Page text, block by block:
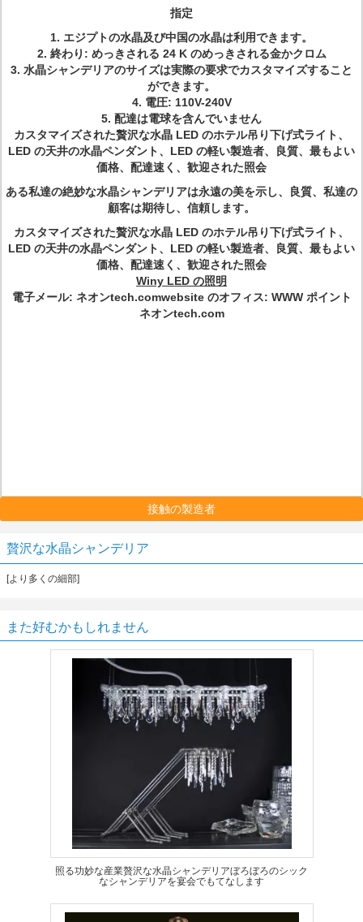
指定
1. エジプトの水晶及び中国の水晶は利用できます。
2. 終わり: めっきされる 24 K のめっきされる金かクロム
3. 水晶シャンデリアのサイズは実際の要求でカスタマイズすること
ができます。
4. 電圧: 110V-240V
5. 配達は電球を含んでいません
カスタマイズされた贅沢な水晶 LED のホテル吊り下げ式ライト、
LED の天井の水晶ペンダント、LED の軽い製造者、良質、最もよい
価格、配達速く、歓迎された照会
ある私達の絶妙な水晶シャンデリアは永遠の美を示し、良質、私達の
顧客は期待し、信頼します。
カスタマイズされた贅沢な水晶 LED のホテル吊り下げ式ライト、
LED の天井の水晶ペンダント、LED の軽い製造者、良質、最もよい
価格、配達速く、歓迎された照会
Winy LED の照明
電子メール: ネオンtech.comwebsite のオフィス: WWW ポイント
ネオンtech.com
接触の製造者
贅沢な水晶シャンデリア
[より多くの細部]
また好むかもしれません
照る功妙な産業贅沢な水晶シャンデリアぼろぼろのシック
なシャンデリアを宴会でもてなします